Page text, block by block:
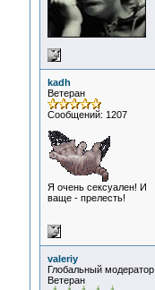
kadh
Ветеран
Сообщений: 1207
Я очень сексуален! И
ваще - прелесть!
valeriy
Глобальный модератор
Ветеран